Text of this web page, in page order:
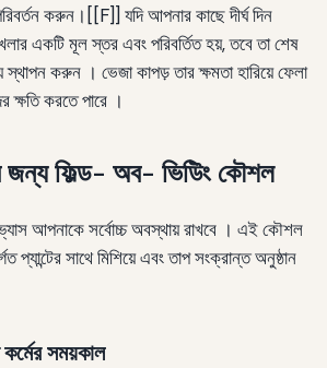
করুন।[[F]] যদি আপনার কাছে দীর্ঘ দিন
একটি মূল স্তর এবং পরিবর্তিত হয়, তবে তা শেষ
করুন । ভেজা কাপড় তার ক্ষমতা হারিয়ে ফেলা
ক্ষতি করতে পারে ।
জন্য ফিল্ড- অব- ভিউিং কৌশল
আপনাকে সর্বোচ্চ অবস্থায় রাখবে । এই কৌশল
প্যান্টের সাথে মিশিয়ে এবং তাপ সংক্রান্ত অনুষ্ঠান
কর্মের সময়কাল